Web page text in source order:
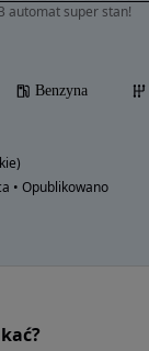
automat super stan!
Benzyna
• Opublikowano